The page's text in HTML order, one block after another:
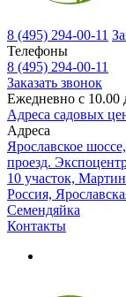
8 (495) 294-00-11
Телефоны
8 (495) 294-00-11
Заказать звонок
Ежедневно с 10.00
Адреса садовых
Адреса
Ярославское
проезд.
10 участок,
Россия,
Семендяйка
Контакты